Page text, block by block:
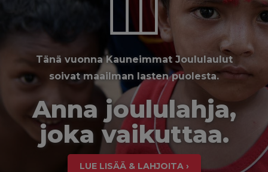
Tänä vuonna Kauneimmat Joululaulut
soivat maailman lasten puolesta.
Anna joululahja,
joka vaikuttaa.
LUE LISÄÄ & LAHJOITA ›